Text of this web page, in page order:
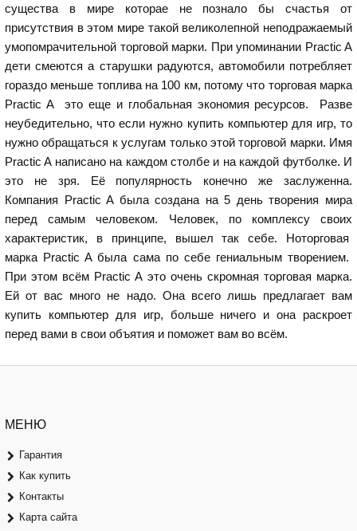
существа в мире которае не познало бы счастья от
присутствия в этом мире такой великолепной неподражаемый
умопомрачительной торговой марки. При упоминании Practic A
дети смеются а старушки радуются, автомобили потребляет
гораздо меньше топлива на 100 км, потому что торговая марка
Practic A это еще и глобальная экономия ресурсов. Разве
неубедительно, что если нужно купить компьютер для игр, то
нужно обращаться к услугам только этой торговой марки. Имя
Practic A написано на каждом столбе и на каждой футболке. И
это не зря. Её популярность конечно же заслуженна.
Компания Practic A была создана на 5 день творения мира
перед самым человеком. Человек, по комплексу своих
характеристик, в принципе, вышел так себе. Ноторговая
марка Practic A была сама по себе гениальным творением.
При этом всём Practic A это очень скромная торговая марка.
Ей от вас много не надо. Она всего лишь предлагает вам
купить компьютер для игр, больше ничего и она раскроет
перед вами в свои объятия и поможет вам во всём.
МЕНЮ
Гарантия
Как купить
Контакты
Карта сайта